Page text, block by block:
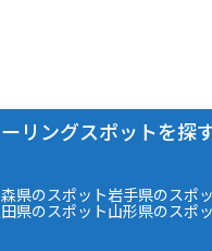
リングスポットを探
県のスポット岩手県のスポ
県のスポット山形県のスポ